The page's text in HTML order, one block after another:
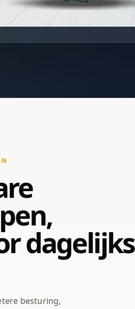
dagelijks
besturing,